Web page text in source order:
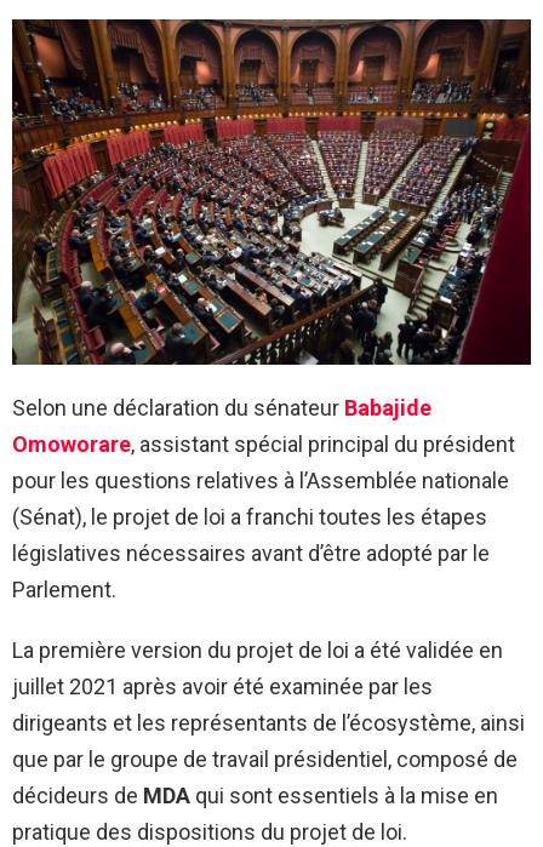
Selon une déclaration du sénateur Babajide
Omoworare, assistant spécial principal du président
pour les questions relatives à l’Assemblée nationale
(Sénat), le projet de loi a franchi toutes les étapes
législatives nécessaires avant d’être adopté par le
Parlement.
La première version du projet de loi a été validée en
juillet 2021 après avoir été examinée par les
dirigeants et les représentants de l’écosystème, ainsi
que par le groupe de travail présidentiel, composé de
décideurs de MDA qui sont essentiels à la mise en
pratique des dispositions du projet de loi.